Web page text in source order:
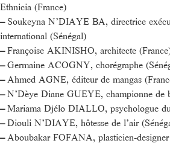
Ethnicia (France)
–Soukeyna N’DIAYE BA, directrice
international (Sénégal)
–Françoise AKINISHO, architecte
–Germaine ACOGNY, chorégraphe
–Ahmed AGNE, éditeur de mangas
–N’Dèye Diane GUEYE, championne de
–Mariama Djélo DIALLO, psychologue
–Diouli N’DIAYE, hôtesse de l’air
–Aboubakar FOFANA, plasticien-